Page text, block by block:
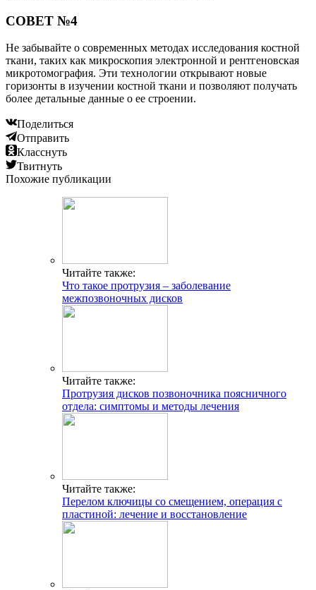
СОВЕТ №4
Не забывайте о современных методах исследования костной
ткани, таких как микроскопия электронной и рентгеновская
микротомография. Эти технологии открывают новые
горизонты в изучении костной ткани и позволяют получать
более детальные данные о ее строении.
Поделиться
Отправить
Класснуть
Твитнуть
Похожие публикации
Читайте также:
Что такое протрузия – заболевание
межпозвоночных дисков
Читайте также:
Протрузия дисков позвоночника поясничного
отдела: симптомы и методы лечения
Читайте также:
Перелом ключицы со смещением, операция с
пластиной: лечение и восстановление